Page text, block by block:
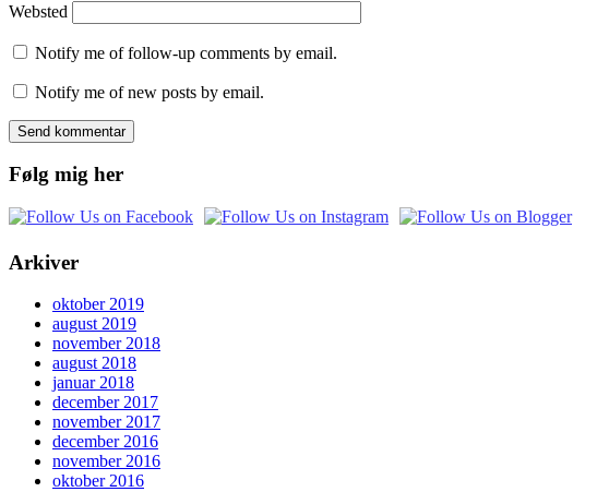
Websted
Notify me of follow-up comments by email.
Notify me of new posts by email.
Følg mig her
Arkiver
oktober 2019
august 2019
november 2018
august 2018
januar 2018
december 2017
november 2017
december 2016
november 2016
oktober 2016